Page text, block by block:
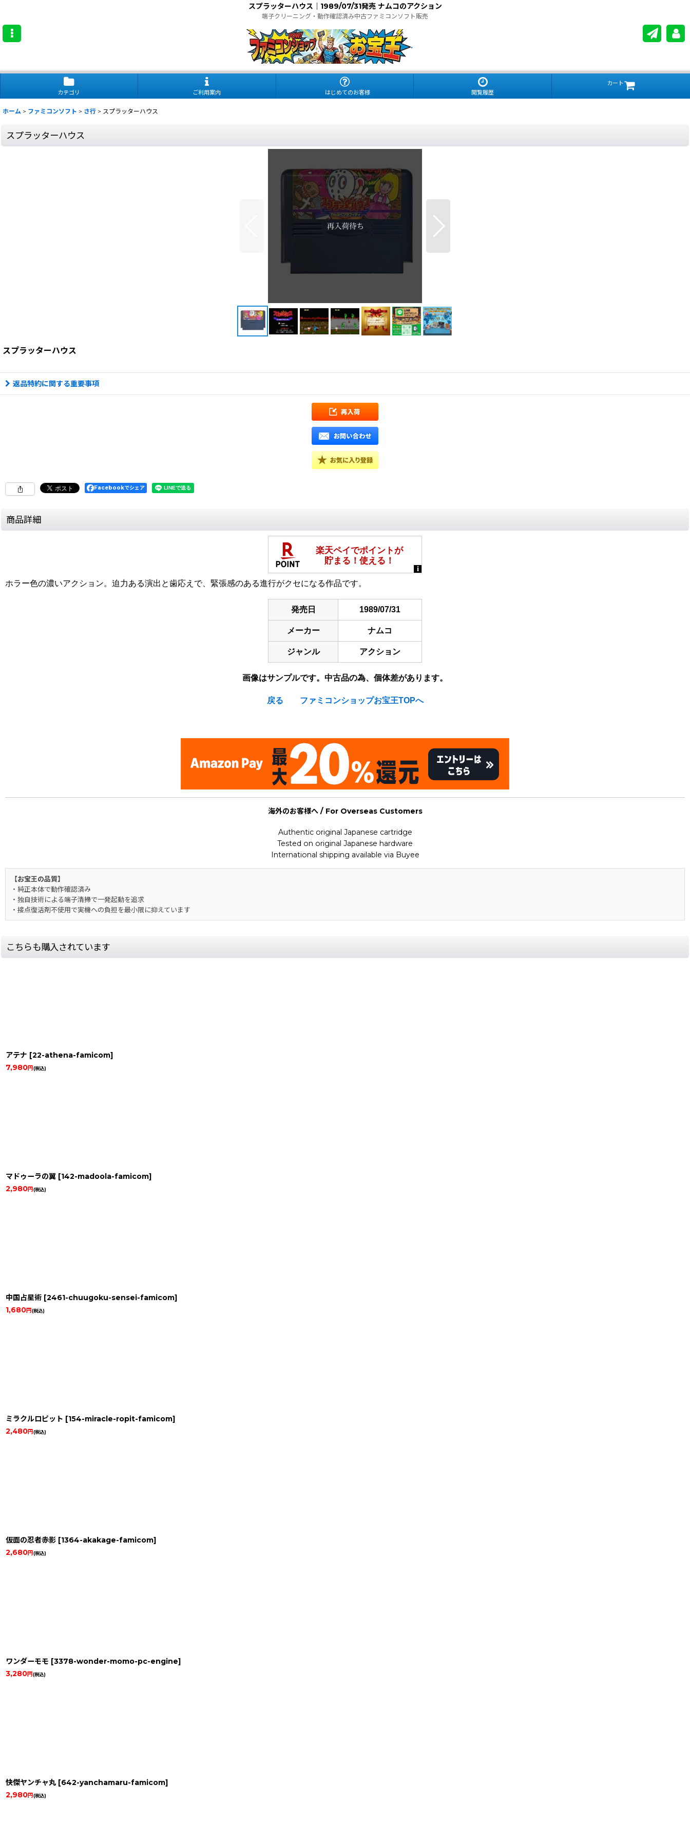
スプラッターハウス｜1989/07/31発売 ナムコのアクション
端子クリーニング・動作確認済み中古ファミコンソフト販売
.
カテゴリ ご利用案内 はじめてのお客様 閲覧履歴
カート
ホーム > ファミコンソフト > さ行 > スプラッターハウス
スプラッターハウス
スプラッターハウス
返品特約に関する重要事項
Facebookでシェア
商品詳細
ホラー色の濃いアクション。迫力ある演出と歯応えで、緊張感のある進行がクセになる作品です。
発売日 1989/07/31
メーカー ナムコ
ジャンル アクション
画像はサンプルです。中古品の為、個体差があります。
戻る ファミコンショップお宝王TOPへ
海外のお客様へ / For Overseas Customers
Authentic original Japanese cartridge
Tested on original Japanese hardware
International shipping available via Buyee
【お宝王の品質】
・純正本体で動作確認済み
・独自技術による端子清掃で一発起動を追求
・接点復活剤不使用で実機への負担を最小限に抑えています
こちらも購入されています
アテナ [22-athena-famicom]
7,980円(税込)
マドゥーラの翼 [142-madoola-famicom]
2,980円(税込)
中国占星術 [2461-chuugoku-sensei-famicom]
1,680円(税込)
ミラクルロピット [154-miracle-ropit-famicom]
2,480円(税込)
仮面の忍者赤影 [1364-akakage-famicom]
2,680円(税込)
ワンダーモモ [3378-wonder-momo-pc-engine]
3,280円(税込)
快傑ヤンチャ丸 [642-yanchamaru-famicom]
2,980円(税込)